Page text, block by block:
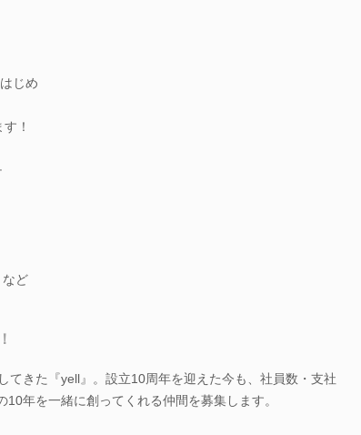
じめ
！
ど
てきた『yell』。設立10周年を迎えた今も、社員数・支社
年を一緒に創ってくれる仲間を募集します。